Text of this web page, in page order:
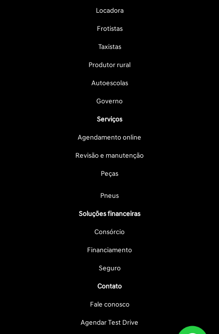
Locadora
Frotistas
Taxistas
Produtor rural
Autoescolas
Governo
Serviços
Agendamento online
Revisão e manutenção
Peças
Pneus
Soluções financeiras
Consórcio
Financiamento
Seguro
Contato
Fale conosco
Agendar Test Drive